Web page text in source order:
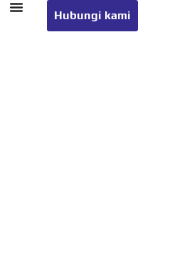
Hubungi kami